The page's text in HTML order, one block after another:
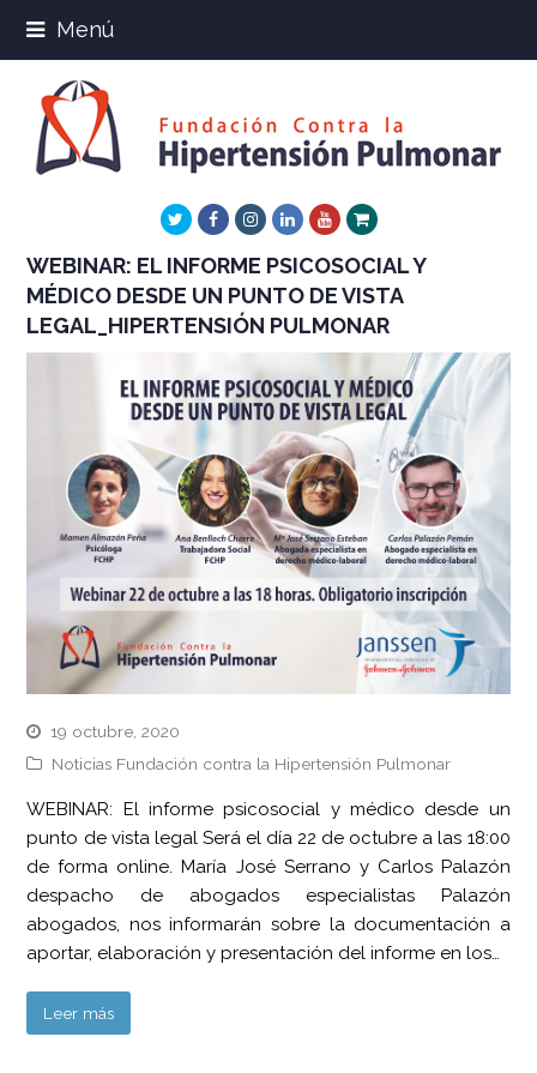
Menú
TwitterFacebookInstagram
LinkedInYoutube
Xing
WEBINAR: EL INFORME PSICOSOCIAL Y
MÉDICO DESDE UN PUNTO DE VISTA
LEGAL_HIPERTENSIÓN PULMONAR
19 octubre, 2020
Noticias Fundación contra la Hipertensión Pulmonar
WEBINAR: El informe psicosocial y médico desde un
punto de vista legal Será el día 22 de octubre a las 18:00
de forma online. María José Serrano y Carlos Palazón
despacho de abogados especialistas Palazón
abogados, nos informarán sobre la documentación a
aportar, elaboración y presentación del informe en los…
Leer más